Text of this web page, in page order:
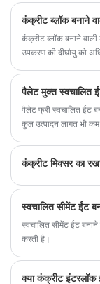
कंक्रीट ब्लॉक बनाने
कंक्रीट ब्लॉक बनाने वाली
उपकरण की दीर्घायु को
पैलेट मुक्त स्वचालित
पैलेट फ्री स्वचालित ईंट
कुल उत्पादन लागत भी
कंक्रीट मिक्सर का
स्वचालित सीमेंट ईंट बनाने
करती है।